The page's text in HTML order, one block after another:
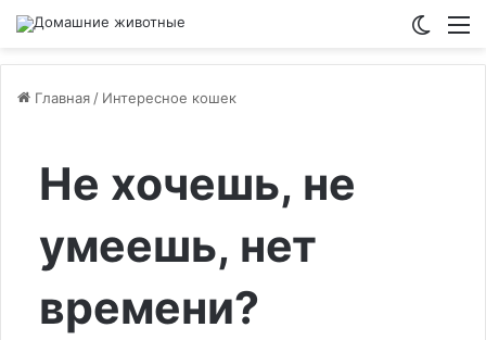
Главная / Интересное кошек
Не хочешь, не
умеешь, нет
времени?